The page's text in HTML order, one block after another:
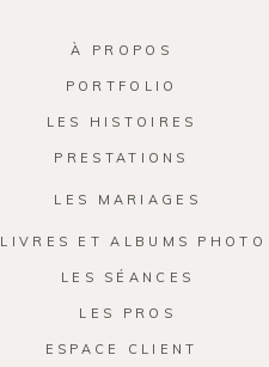
À PROPOS
PORTFOLIO
LES HISTOIRES
PRESTATIONS
LES MARIAGES
LIVRES ET ALBUMS PHOTO
LES SÉANCES
LES PROS
ESPACE CLIENT